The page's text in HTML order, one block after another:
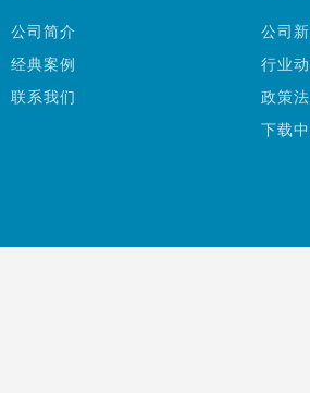
公司简介
经典案例
联系我们
公司
行业
政策
下载